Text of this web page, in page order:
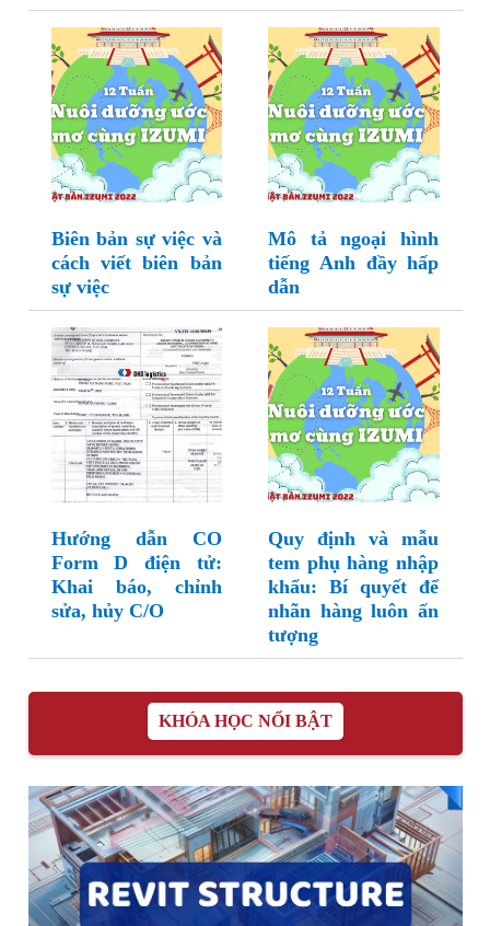
Biên bản sự việc và
cách viết biên bản
sự việc
Mô tả ngoại hình
tiếng Anh đầy hấp
dẫn
Hướng dẫn CO
Form D điện tử:
Khai báo, chỉnh
sửa, hủy C/O
Quy định và mẫu
tem phụ hàng nhập
khẩu: Bí quyết để
nhãn hàng luôn ấn
tượng
KHÓA HỌC NỔI BẬT